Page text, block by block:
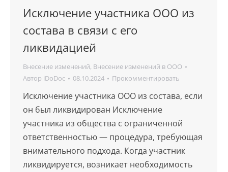
Исключение участника ООО из
состава в связи с его
ликвидацией
Внесение изменений, Внесение изменений в ООО
Автор iDoDoc 08.10.2024 Прокомментировать
Исключение участника ООО из состава, если
он был ликвидирован Исключение
участника из общества с ограниченной
ответственностью — процедура, требующая
внимательного подхода. Когда участник
ликвидируется, возникает необходимость